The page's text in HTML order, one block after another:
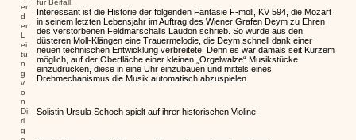
er
d
er
L
ei
tu
n
g
v
o
n
Di
ri
g
für Beifall.
Interessant ist die Historie der folgenden Fantasie F-moll, KV 594, die Mozart
in seinem letzten Lebensjahr im Auftrag des Wiener Grafen Deym zu Ehren
des verstorbenen Feldmarschalls Laudon schrieb. So wurde aus den
düsteren Moll-Klängen eine Trauermelodie, die Deym schnell dank einer
neuen technischen Entwicklung verbreitete. Denn es war damals seit Kurzem
möglich, auf der Oberfläche einer kleinen „Orgelwalze“ Musikstücke
einzudrücken, diese in eine Uhr einzubauen und mittels eines
Drehmechanismus die Musik automatisch abzuspielen.
Solistin Ursula Schoch spielt auf ihrer historischen Violine